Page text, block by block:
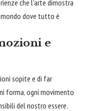
che l’arte dimostra
dove tutto è
e
sopite e di far
forma, ogni movimento
del nostro essere.